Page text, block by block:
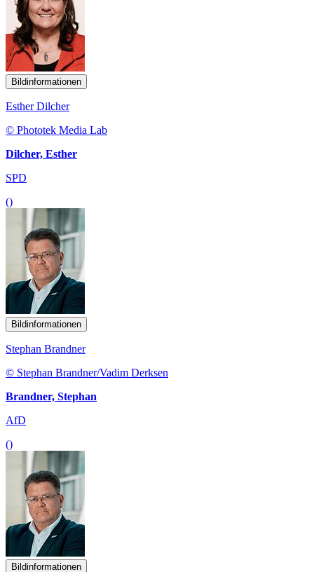
Bildinformationen
Esther Dilcher
© Phototek Media Lab
Dilcher, Esther
SPD
()
Bildinformationen
Stephan Brandner
© Stephan Brandner/Vadim Derksen
Brandner, Stephan
AfD
()
Bildinformationen